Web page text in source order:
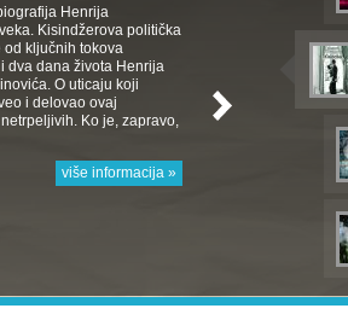
Henrija
Kisindžerova politička
od ključnih tokova
dva dana života Henrija
O uticaju koji
i delovao ovaj
Ko je, zapravo,
više informacija »